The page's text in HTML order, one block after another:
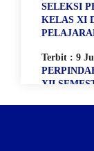
SELEKSI
KELAS XI
Terbit : 9
XII